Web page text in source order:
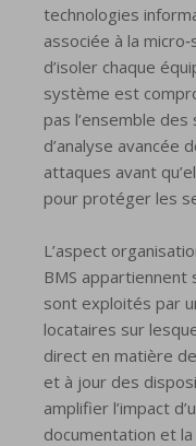
technologies
associée à la
d’isoler chaque
système est
pas l’ensemble des
d’analyse avancée
attaques avant
pour protéger les
L’aspect
BMS
sont exploités par
locataires sur
direct en matière
et à jour des
amplifier l’impact
documentation et